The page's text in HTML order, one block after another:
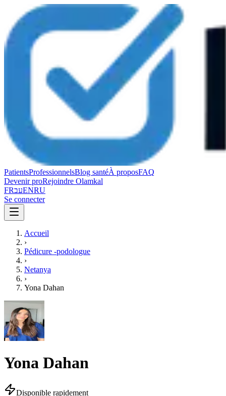
PatientsProfessionnelsBlog santéÀ proposFAQ
Devenir proRejoindre Olamkal
FRעבENRU
Se connecter
Accueil
›
Pédicure -podologue
›
Netanya
›
Yona Dahan
Yona Dahan
Disponible rapidement